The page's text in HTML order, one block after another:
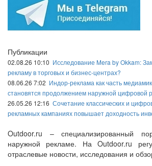
Публикации
02.08.26 10:10 Исследование Mera by Okkam:
рекламу в торговых и бизнес-центрах?
08.06.26 7:02 Индор-реклама как часть
становятся продолжением наружной цифровой
26.05.26 12:16 Сочетание классических и
рекламных кампаниях повышает доходность
Outdoor.ru – специализированный
наружной рекламе. На Outdoor.ru
отраслевые новости, исследования и